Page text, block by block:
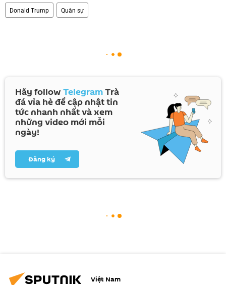
Donald Trump Quân sự
Hãy follow TelegramTrà
đá vỉa hè để cập nhật tin
tức nhanh nhất và xem
những video mới mỗi
ngày!
Đăng ký
Việt Nam